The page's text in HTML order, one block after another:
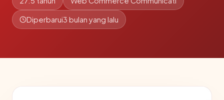
Diperbarui3 bulan yang lalu